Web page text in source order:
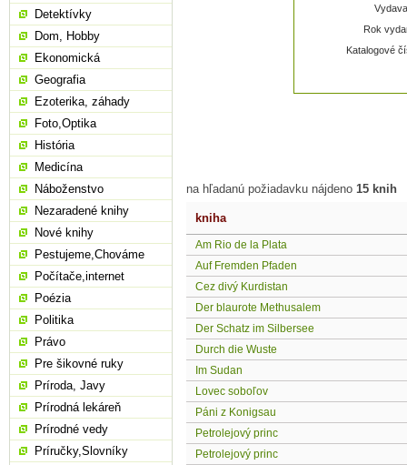
Rok
Katalogové
na hľadanú požiadavku nájdeno 15 knih
kniha
Am Rio de la Plata
Auf Fremden Pfaden
Cez divý Kurdistan
Der blaurote Methusalem
Der Schatz im Silbersee
Durch die Wuste
Im Sudan
Lovec soboľov
Páni z Konigsau
Petrolejový princ
Petrolejový princ
Detektívky
Dom, Hobby
Ekonomická
Geografia
Ezoterika, záhady
Foto,Optika
História
Medicína
Náboženstvo
Nezaradené knihy
Nové knihy
Pestujeme,Chováme
Počítače,internet
Poézia
Politika
Právo
Pre šikovné ruky
Príroda, Javy
Prírodná lekáreň
Prírodné vedy
Príručky,Slovníky